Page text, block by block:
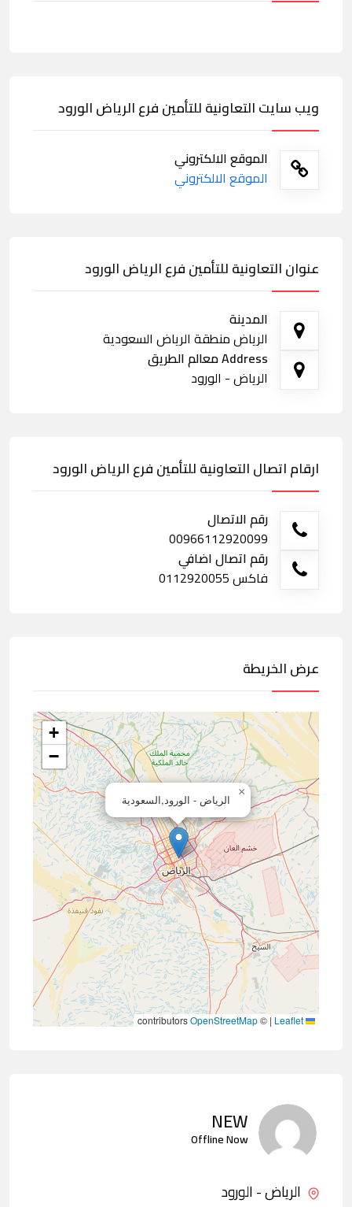
ويب سايت التعاونية للتأمين فرع الرياض الورود
الموقع الالكتروني
الموقع الالكتروني
عنوان التعاونية للتأمين فرع الرياض الورود
المدينة
الرياض منطقة الرياض السعودية
Address معالم الطريق
الرياض - الورود
ارقام اتصال التعاونية للتأمين فرع الرياض الورود
رقم الاتصال
00966112920099
رقم اتصال اضافي
فاكس 0112920055
عرض الخريطة
الرياض - الورود,السعودية
×
+
−
|
©
OpenStreetMap
NEW
Offline Now
الرياض - الورود